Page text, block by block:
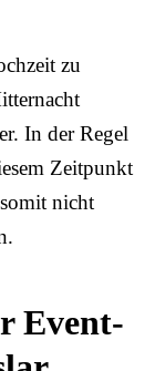
zu
In der Regel
Zeitpunkt
nicht
Event-